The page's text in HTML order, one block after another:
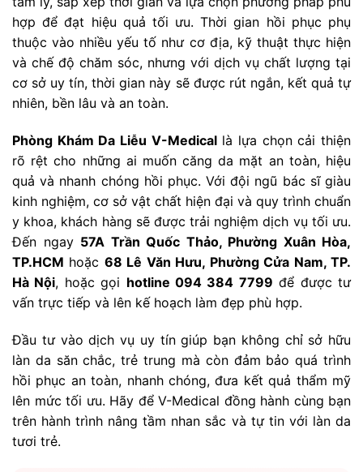
hợp để đạt hiệu quả tối ưu. Thời gian hồi phục phụ
thuộc vào nhiều yếu tố như cơ địa, kỹ thuật thực hiện
và chế độ chăm sóc, nhưng với dịch vụ chất lượng tại
cơ sở uy tín, thời gian này sẽ được rút ngắn, kết quả tự
nhiên, bền lâu và an toàn.
Phòng Khám Da Liễu V-Medicallà lựa chọn cải thiện
rõ rệt cho những ai muốn căng da mặt an toàn, hiệu
quả và nhanh chóng hồi phục. Với đội ngũ bác sĩ giàu
kinh nghiệm, cơ sở vật chất hiện đại và quy trình chuẩn
y khoa, khách hàng sẽ được trải nghiệm dịch vụ tối ưu.
Đến ngay 57A Trần Quốc Thảo, Phường Xuân Hòa,
TP.HCM hoặc 68 Lê Văn Hưu, Phường Cửa Nam, TP.
Hà Nội, hoặc gọi hotline 094 384 7799 để được tư
vấn trực tiếp và lên kế hoạch làm đẹp phù hợp.
Đầu tư vào dịch vụ uy tín giúp bạn không chỉ sở hữu
làn da săn chắc, trẻ trung mà còn đảm bảo quá trình
hồi phục an toàn, nhanh chóng, đưa kết quả thẩm mỹ
lên mức tối ưu. Hãy để V-Medical đồng hành cùng bạn
trên hành trình nâng tầm nhan sắc và tự tin với làn da
tươi trẻ.